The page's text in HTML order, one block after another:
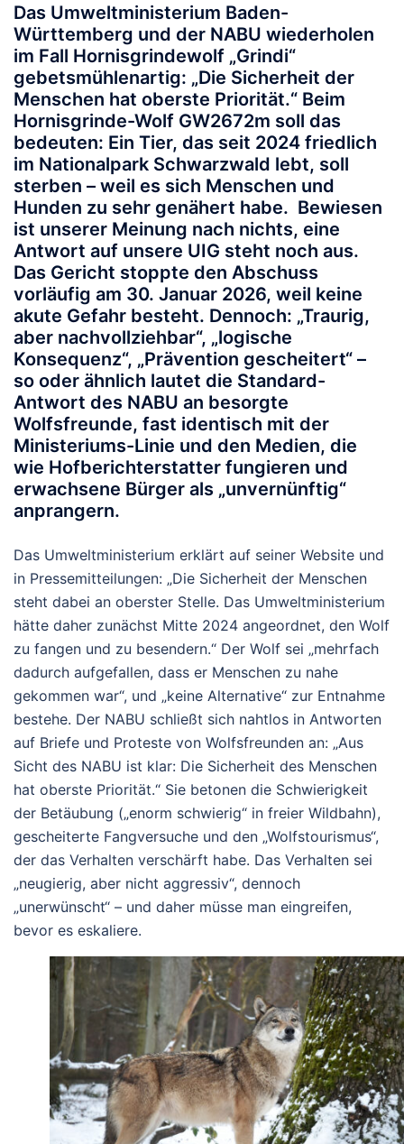
Das Umweltministerium Baden-
Württemberg und der NABU wiederholen
im Fall Hornisgrindewolf „Grindi“
gebetsmühlenartig: „Die Sicherheit der
Menschen hat oberste Priorität.“ Beim
Hornisgrinde-Wolf GW2672m soll das
bedeuten: Ein Tier, das seit 2024 friedlich
im Nationalpark Schwarzwald lebt, soll
sterben – weil es sich Menschen und
Hunden zu sehr genähert habe. Bewiesen
ist unserer Meinung nach nichts, eine
Antwort auf unsere UIG steht noch aus.
Das Gericht stoppte den Abschuss
vorläufig am 30. Januar 2026, weil keine
akute Gefahr besteht. Dennoch: „Traurig,
aber nachvollziehbar“, „logische
Konsequenz“, „Prävention gescheitert“ –
so oder ähnlich lautet die Standard-
Antwort des NABU an besorgte
Wolfsfreunde, fast identisch mit der
Ministeriums-Linie und den Medien, die
wie Hofberichterstatter fungieren und
erwachsene Bürger als „unvernünftig“
anprangern.
Das Umweltministerium erklärt auf seiner Website und
in Pressemitteilungen: „Die Sicherheit der Menschen
steht dabei an oberster Stelle. Das Umweltministerium
hätte daher zunächst Mitte 2024 angeordnet, den Wolf
zu fangen und zu besendern.“ Der Wolf sei „mehrfach
dadurch aufgefallen, dass er Menschen zu nahe
gekommen war“, und „keine Alternative“ zur Entnahme
bestehe. Der NABU schließt sich nahtlos in Antworten
auf Briefe und Proteste von Wolfsfreunden an: „Aus
Sicht des NABU ist klar: Die Sicherheit des Menschen
hat oberste Priorität.“ Sie betonen die Schwierigkeit
der Betäubung („enorm schwierig“ in freier Wildbahn),
gescheiterte Fangversuche und den „Wolfstourismus“,
der das Verhalten verschärft habe. Das Verhalten sei
„neugierig, aber nicht aggressiv“, dennoch
„unerwünscht“ – und daher müsse man eingreifen,
bevor es eskaliere.